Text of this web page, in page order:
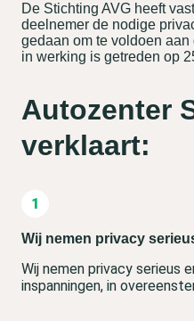
De Stichting AVG heeft
deelnemer de nodige
gedaan om te voldoen
in werking is getreden op
Autozenter
verklaart:
Wij nemen privacy
Wij nemen privacy serieus
inspanningen, in